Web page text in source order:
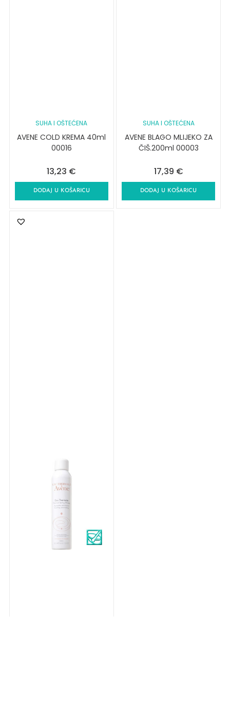
SUHA I OŠTEĆENA
AVENE COLD KREMA 40ml
00016
13,23 €
DODAJ U KOŠARICU
SUHA I OŠTEĆENA
AVENE BLAGO MLIJEKO ZA
ČIŠ.200ml 00003
17,39 €
DODAJ U KOŠARICU